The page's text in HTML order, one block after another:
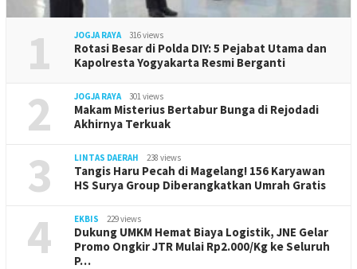
1 JOGJA RAYA 316 views
Rotasi Besar di Polda DIY: 5 Pejabat Utama dan
Kapolresta Yogyakarta Resmi Berganti
2 JOGJA RAYA 301 views
Makam Misterius Bertabur Bunga di Rejodadi
Akhirnya Terkuak
3 LINTAS DAERAH 238 views
Tangis Haru Pecah di Magelang! 156 Karyawan
HS Surya Group Diberangkatkan Umrah Gratis
4 EKBIS 229 views
Dukung UMKM Hemat Biaya Logistik, JNE Gelar
Promo Ongkir JTR Mulai Rp2.000/Kg ke Seluruh
P…